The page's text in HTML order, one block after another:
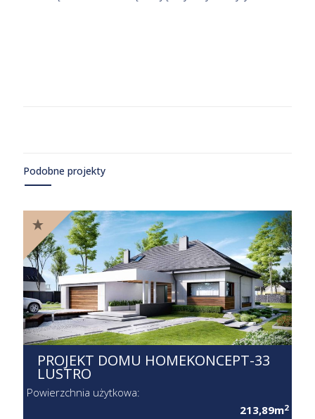
Podobne projekty
PROJEKT DOMU HOMEKONCEPT-33
LUSTRO
Powierzchnia użytkowa:
213,89m2